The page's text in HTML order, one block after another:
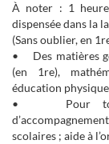
À noter : 1 heure
dispensée dans la
(Sans oublier, en
• Des matières
(en 1re),
éducation
• Pour tous
scolaires ; aide à